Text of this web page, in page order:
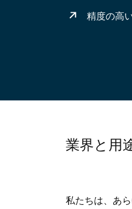
精度の高
業界と用
私たちは、あ